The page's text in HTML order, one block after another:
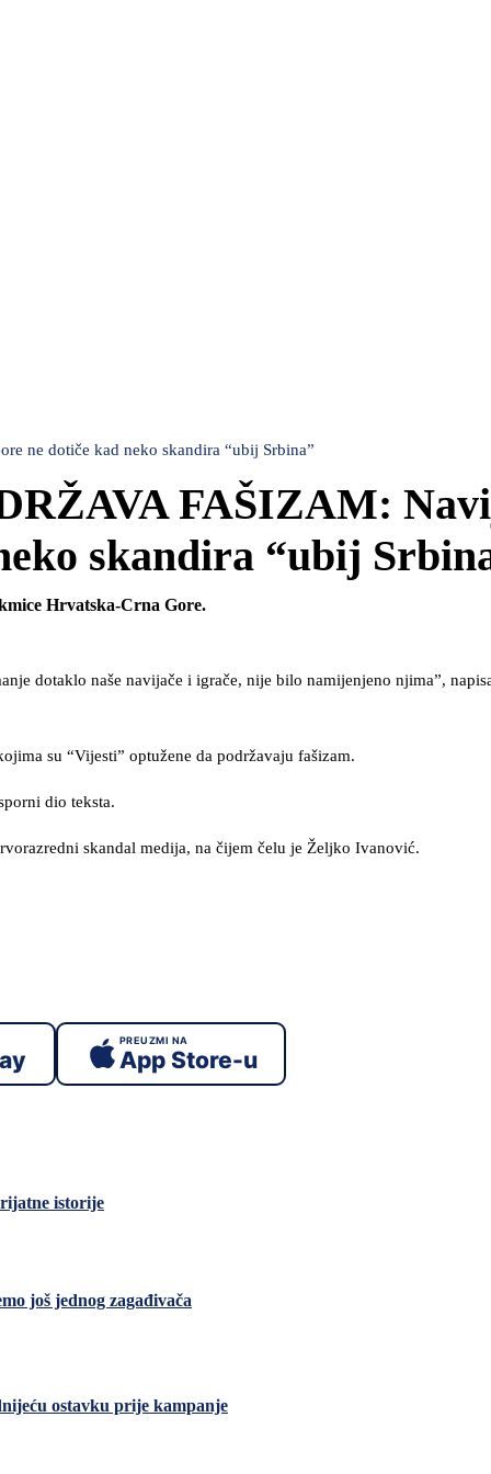
ne dotiče kad neko skandira “ubij Srbina”
FAŠIZAM:
skandira “ubij
Hrvatska-Crna Gore.
dotaklo naše navijače i igrače, nije bilo namijenjeno njima”,
su “Vijesti” optužene da podržavaju fašizam.
dio teksta.
skandal medija, na čijem čelu je Željko Ivanović.
PREUZMI NA
App Store-u
istorije
još jednog zagađivača
ostavku prije kampanje